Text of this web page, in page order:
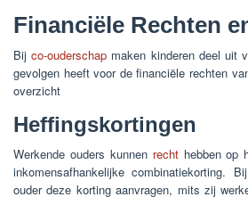
Financiële Rechten
Bijco-ouderschap maken kinderen deel uit
gevolgen heeft voor de financiële rechten
overzicht
Heffingskortingen
Werkende ouders kunnen rechthebben op
inkomensafhankelijke combinatiekorting.
ouder deze korting aanvragen, mits zij